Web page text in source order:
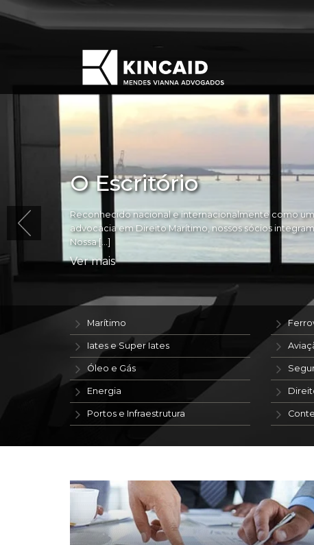
O Escritório
Reconhecido nacional e internacionalmente como
advocacia em Direito Marítimo, nossos sócios
Nossa […]
Ver mais
Marítimo
Iates e Super Iates
Óleo e Gás
Energia
Portos e Infraestrutura